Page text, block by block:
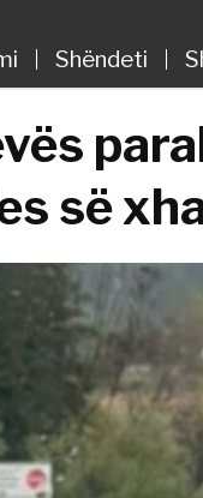
Shëndeti
së